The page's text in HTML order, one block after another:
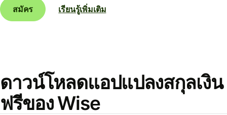
สมัคร เรียนรู้เพิ่มเติม
ดาวน์โหลดแอปแปลงสกุลเงิน
ฟรีของ Wise